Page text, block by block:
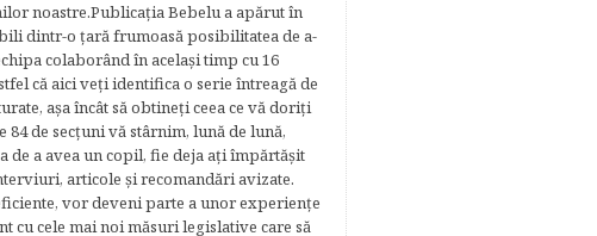
noastre.​ Publicația Bebelu a apărut în
dintr-o ţară frumoasă posibilitatea de a-
colaborând în acelaşi timp cu 16
că aici veţi identifica o serie întreagă de
aşa încât să obtineţi ceea ce vă doriţi
de secțuni vă stârnim, lună de lună,
de a avea un copil, fie deja aţi împărtăşit
articole şi recomandări avizate.
vor deveni parte a unor experienţe
cu cele mai noi măsuri legislative care să